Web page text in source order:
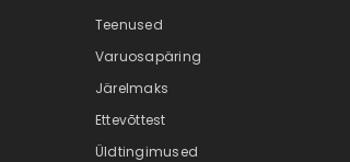
Teenused
Varuosapäring
Järelmaks
Ettevõttest
Üldtingimused